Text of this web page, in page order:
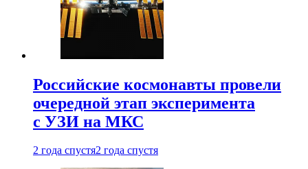
Российские космонавты провели
очередной этап эксперимента
с УЗИ на МКС
2 года спустя2 года спустя